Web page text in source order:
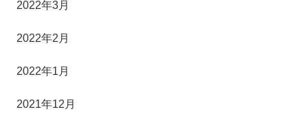
2022年3月
2022年2月
2022年1月
2021年12月